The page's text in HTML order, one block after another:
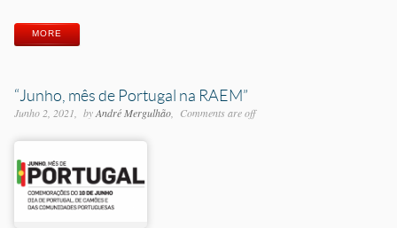
MORE
“Junho, mês de Portugal na RAEM”
Junho 2, 2021 byAndré Mergulhão Comments are off